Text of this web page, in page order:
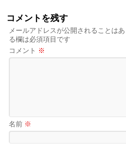
コメントを残す
メールアドレスが公開されることはあ
る欄は必須項目です
コメント ※
名前 ※